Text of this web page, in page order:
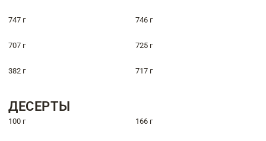
747 г 746 г
707 г 725 г
382 г 717 г
ДЕСЕРТЫ
100 г 166 г